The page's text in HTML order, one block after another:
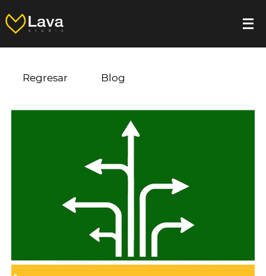
Regresar Blog